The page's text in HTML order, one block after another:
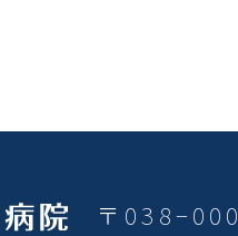
〒